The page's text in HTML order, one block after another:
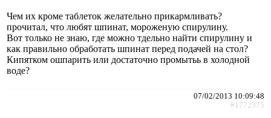
Чем их кроме таблеток желательно прикармливать?
прочитал, что любят шпинат, мороженую спирулину.
Вот только не знаю, где можно тдельно найти спирулину и
как правильно обработать шпинат перед подачей на стол?
Кипятком ошпарить или достаточно промытьь в холодной
воде?
07/02/2013 10:09:48
#1772375